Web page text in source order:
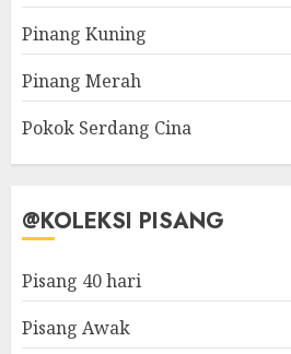
Pinang Kuning
Pinang Merah
Pokok Serdang Cina
@KOLEKSI PISANG
Pisang 40 hari
Pisang Awak